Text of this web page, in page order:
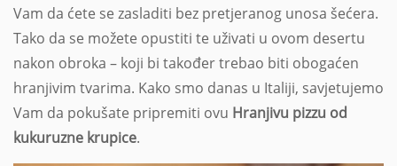
Vam da ćete se zasladiti bez pretjeranog unosa šećera.
Tako da se možete opustiti te uživati u ovom desertu
nakon obroka – koji bi također trebao biti obogaćen
hranjivim tvarima. Kako smo danas u Italiji, savjetujemo
Vam da pokušate pripremiti ovu Hranjivu pizzu od
kukuruzne krupice.